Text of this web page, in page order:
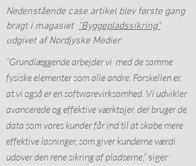
Nedenstående case artikel blev første gang
bragt i magasiet "Byggepladssikring"
udgivet af Nordjyske Medier
“Grundlæggende arbejder vi med de samme
fysiske elementer som alle andre. Forskellen er,
at vi også er en softwarevirksomhed. Vi udvikler
avancerede og effektive værktøjer, der bruger de
data som vores kunder får ind til at skabe mere
effektive løsninger, som giver kunderne værdi
udover den rene sikring af pladserne,” siger